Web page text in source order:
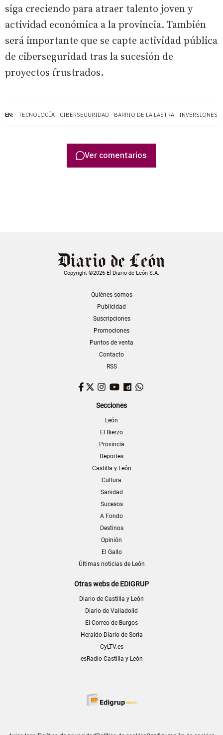
EN: TECNOLOGÍA CIBERSEGURIDAD BARRIO DE LA LASTRA INVERSIONES
siga creciendo para atraer talento joven y
actividad económica a la provincia. También
será importante que se capte actividad pública
de ciberseguridad tras la sucesión de
proyectos frustrados.
Ver comentarios
Copyright ©2026 El Diario de León S.A.
Quiénes somos
Publicidad
Suscripciones
Promociones
Puntos de venta
Contacto
RSS
Facebook
TwitterInstagram
YouTubeDailymotion
Secciones
León
El Bierzo
Provincia
Deportes
Castilla y León
Cultura
Sanidad
Sucesos
A Fondo
Destinos
Opinión
El Gallo
Últimas noticias de León
Otras webs de EDIGRUP
Diario de Castilla y León
Diario de Valladolid
El Correo de Burgos
Heraldo-Diario de Soria
CyLTV.es
esRadio Castilla y León